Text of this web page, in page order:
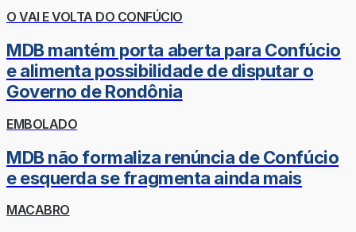
O VAI E VOLTA DO CONFÚCIO
MDB mantém porta aberta para Confúcio
e alimenta possibilidade de disputar o
Governo de Rondônia
EMBOLADO
MDB não formaliza renúncia de Confúcio
e esquerda se fragmenta ainda mais
MACABRO